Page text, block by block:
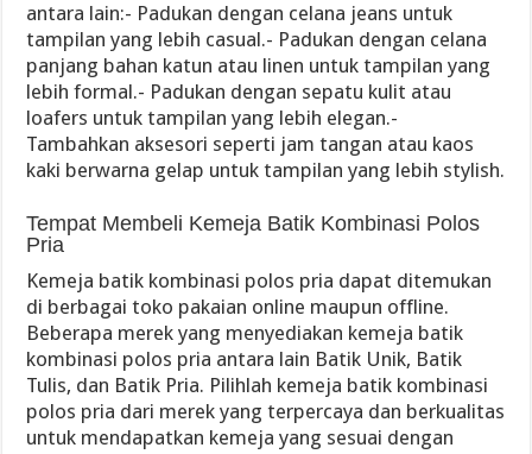
antara lain:- Padukan dengan celana jeans untuk
tampilan yang lebih casual.- Padukan dengan celana
panjang bahan katun atau linen untuk tampilan yang
lebih formal.- Padukan dengan sepatu kulit atau
loafers untuk tampilan yang lebih elegan.-
Tambahkan aksesori seperti jam tangan atau kaos
kaki berwarna gelap untuk tampilan yang lebih stylish.
Tempat Membeli Kemeja Batik Kombinasi Polos
Pria
Kemeja batik kombinasi polos pria dapat ditemukan
di berbagai toko pakaian online maupun offline.
Beberapa merek yang menyediakan kemeja batik
kombinasi polos pria antara lain Batik Unik, Batik
Tulis, dan Batik Pria. Pilihlah kemeja batik kombinasi
polos pria dari merek yang terpercaya dan berkualitas
untuk mendapatkan kemeja yang sesuai dengan